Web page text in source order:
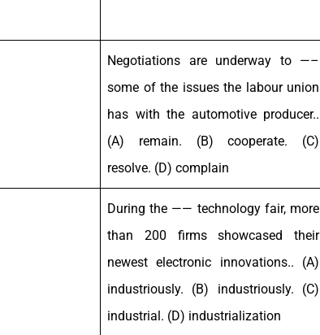
Negotiations are underway to —–
some of the issues the labour union
has with the automotive producer..
(A) remain. (B) cooperate. (C)
resolve. (D) complain
During the —— technology fair, more
than 200 firms showcased their
newest electronic innovations.. (A)
industriously. (B) industriously. (C)
industrial. (D) industrialization